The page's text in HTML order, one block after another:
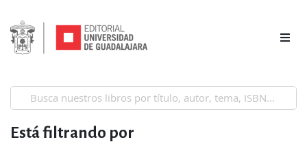
Está filtrando por